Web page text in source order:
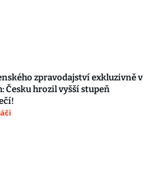
zpravodajství exkluzivně v
Česku hrozil vyšší stupeň